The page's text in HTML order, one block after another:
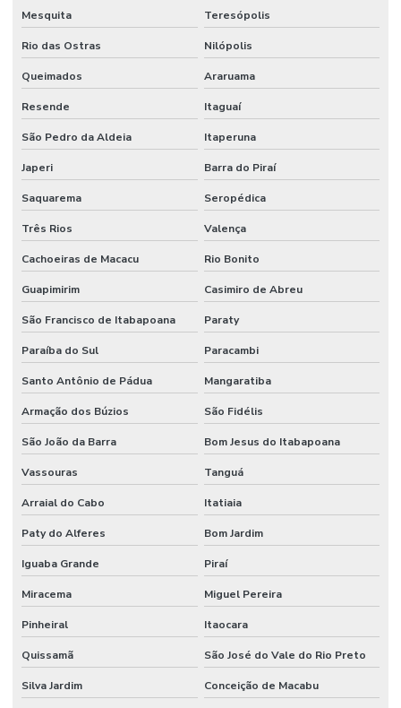
Mesquita Teresópolis
Rio das Ostras Nilópolis
Queimados Araruama
Resende Itaguaí
São Pedro da Aldeia Itaperuna
Japeri Barra do Piraí
Saquarema Seropédica
Três Rios Valença
Cachoeiras de Macacu Rio Bonito
Guapimirim Casimiro de Abreu
São Francisco de Itabapoana Paraty
Paraíba do Sul Paracambi
Santo Antônio de Pádua Mangaratiba
Armação dos Búzios São Fidélis
São João da Barra Bom Jesus do Itabapoana
Vassouras Tanguá
Arraial do Cabo Itatiaia
Paty do Alferes Bom Jardim
Iguaba Grande Piraí
Miracema Miguel Pereira
Pinheiral Itaocara
Quissamã São José do Vale do Rio Preto
Silva Jardim Conceição de Macabu